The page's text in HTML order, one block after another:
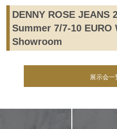
DENNY ROSE JEANS
Summer 7/7-10 EURO
Showroom
展示会一